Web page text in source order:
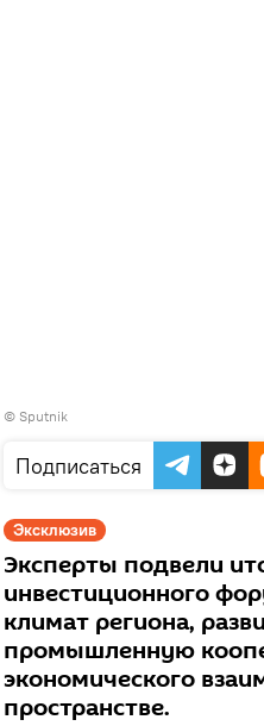
© Sputnik
Подписаться
Эксклюзив
Эксперты подвели
инвестиционного
климат региона,
промышленную
экономического
пространстве.